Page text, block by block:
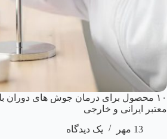
۱۰ محصول برای درمان جوش های دوران
معتبر ایرانی و خارجی
13 مهر
یک دیدگاه